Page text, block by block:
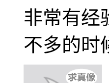
非常有经
不多的时